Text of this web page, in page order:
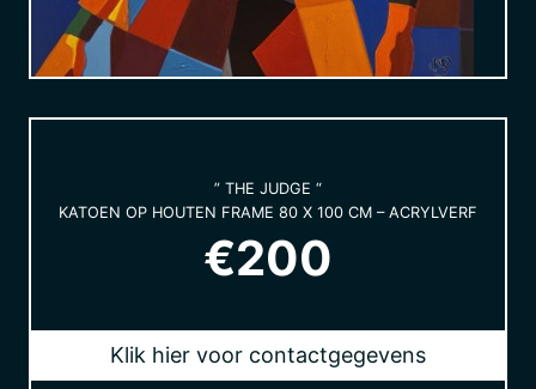
” THE JUDGE “
KATOEN OP HOUTEN FRAME 80 X 100 CM – ACRYLVERF
€200
Klik hier voor contactgegevens